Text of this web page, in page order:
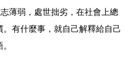
薄弱，處世拙劣，在社會上總
有什麼事，就自己解釋給自己